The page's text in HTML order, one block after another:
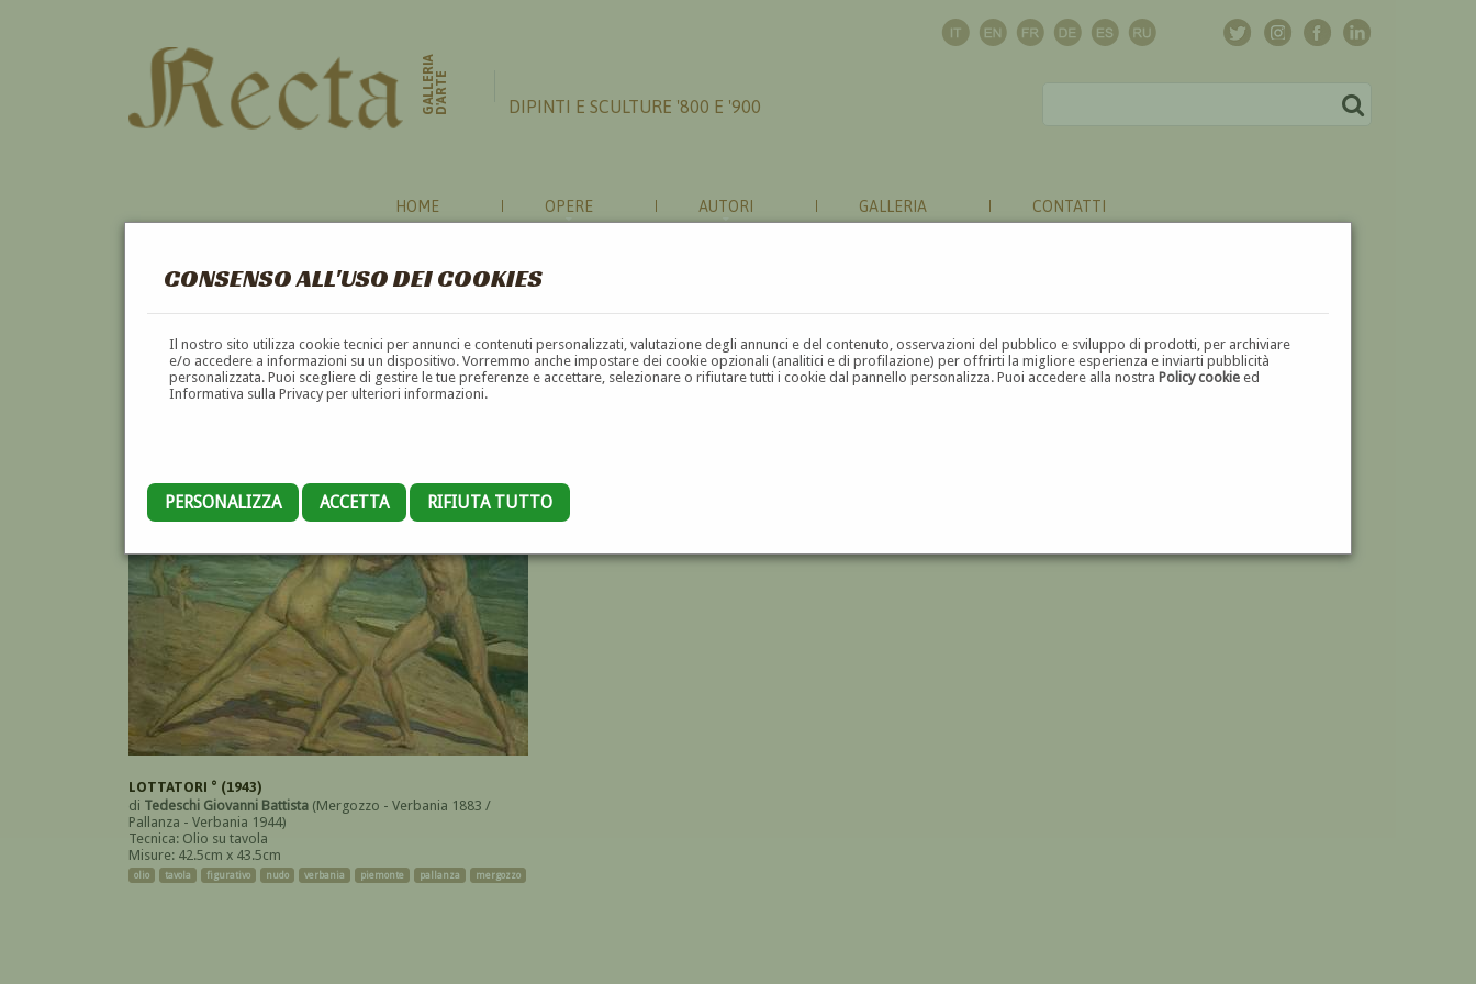
CONSENSO ALL'USO DEI COOKIES
Il nostro sito utilizza cookie tecnici per annunci e contenuti personalizzati, valutazione degli annunci e del contenuto, osservazioni del pubblico e sviluppo di prodotti, per archiviare
e/o accedere a informazioni su un dispositivo. Vorremmo anche impostare dei cookie opzionali (analitici e di profilazione) per offrirti la migliore esperienza e inviarti pubblicità
personalizzata. Puoi scegliere di gestire le tue preferenze e accettare, selezionare o rifiutare tutti i cookie dal pannello personalizza. Puoi accedere alla nostraPolicy cookie ed
Informativa sulla Privacy per ulteriori informazioni.
PERSONALIZZA ACCETTA RIFIUTA TUTTO
GALLERIAD'ARTE DIPINTI E SCULTURE '800 E '900
HOME OPERE AUTORI GALLERIA CONTATTI
PALLANZA
A B C D E F G H I J K L M N O P Q R S T U V W X Y Z
LOTTATORI ° (1943)
di Tedeschi Giovanni Battista (Mergozzo - Verbania 1883 /
Pallanza - Verbania 1944)
Tecnica: Olio su tavola
Misure: 42.5cm x 43.5cm
olio tavola figurativo nudo verbania piemonte pallanza mergozzo